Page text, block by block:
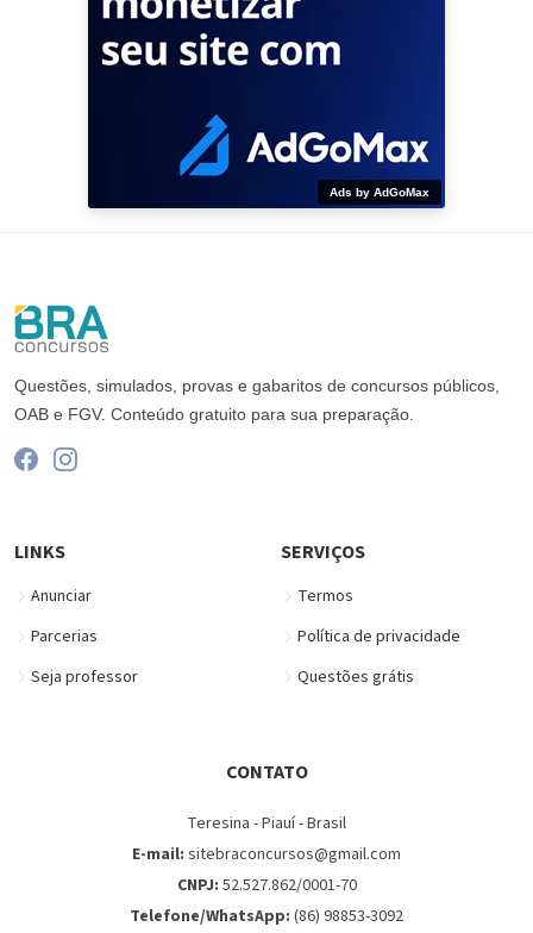
Ads by AdGoMax
Questões, simulados, provas e gabaritos de concursos públicos,
OAB e FGV. Conteúdo gratuito para sua preparação.
LINKS
Anunciar
Parcerias
Seja professor
SERVIÇOS
Termos
Política de privacidade
Questões grátis
CONTATO
Teresina - Piauí - Brasil
E-mail: sitebraconcursos@gmail.com
CNPJ: 52.527.862/0001-70
Telefone/WhatsApp: (86) 98853-3092